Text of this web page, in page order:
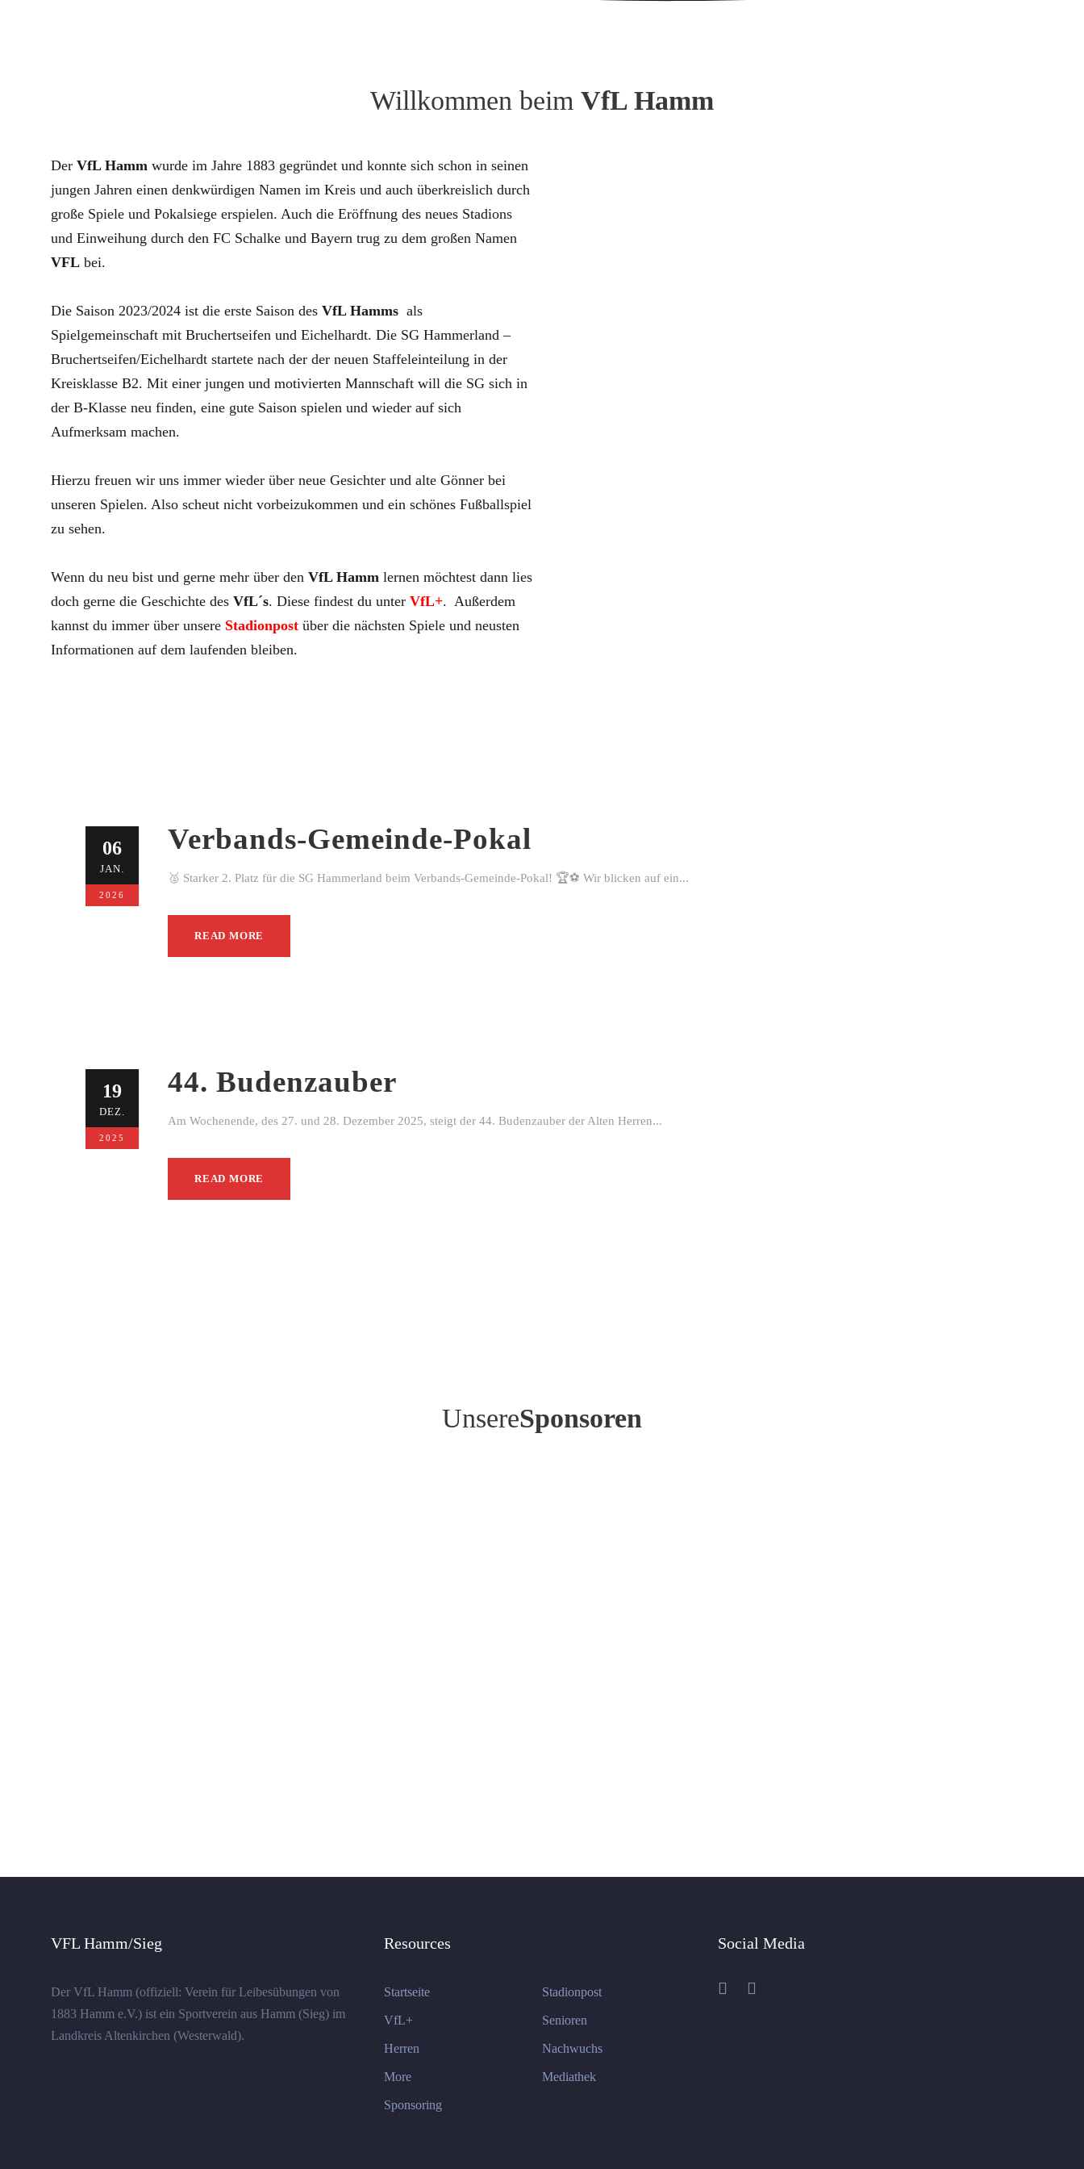
Willkommen beim VfL Hamm
Der VfL Hamm wurde im Jahre 1883 gegründet und konnte sich schon in seinen
jungen Jahren einen denkwürdigen Namen im Kreis und auch überkreislich durch
große Spiele und Pokalsiege erspielen. Auch die Eröffnung des neues Stadions
und Einweihung durch den FC Schalke und Bayern trug zu dem großen Namen
VFL bei.
Die Saison 2023/2024 ist die erste Saison des VfL Hamms als
Spielgemeinschaft mit Bruchertseifen und Eichelhardt. Die SG Hammerland –
Bruchertseifen/Eichelhardt startete nach der der neuen Staffeleinteilung in der
Kreisklasse B2. Mit einer jungen und motivierten Mannschaft will die SG sich in
der B-Klasse neu finden, eine gute Saison spielen und wieder auf sich
Aufmerksam machen.
Hierzu freuen wir uns immer wieder über neue Gesichter und alte Gönner bei
unseren Spielen. Also scheut nicht vorbeizukommen und ein schönes Fußballspiel
zu sehen.
Wenn du neu bist und gerne mehr über den VfL Hamm lernen möchtest dann lies
doch gerne die Geschichte des VfL´s. Diese findest du unter VfL+. Außerdem
kannst du immer über unsere Stadionpost über die nächsten Spiele und neusten
Informationen auf dem laufenden bleiben.
06
JAN.
2026
Verbands-Gemeinde-Pokal
🥈 Starker 2. Platz für die SG Hammerland beim Verbands-Gemeinde-Pokal! 🏆⚽ Wir blicken auf ein...
READ MORE
19
DEZ.
2025
44. Budenzauber
Am Wochenende, des 27. und 28. Dezember 2025, steigt der 44. Budenzauber der Alten Herren...
READ MORE
UnsereSponsoren
VFL Hamm/Sieg
Der VfL Hamm (offiziell: Verein für Leibesübungen von
1883 Hamm e.V.) ist ein Sportverein aus Hamm (Sieg) im
Landkreis Altenkirchen (Westerwald).
Resources
Startseite Stadionpost
VfL+ Senioren
Herren Nachwuchs
More Mediathek
Sponsoring
Social Media